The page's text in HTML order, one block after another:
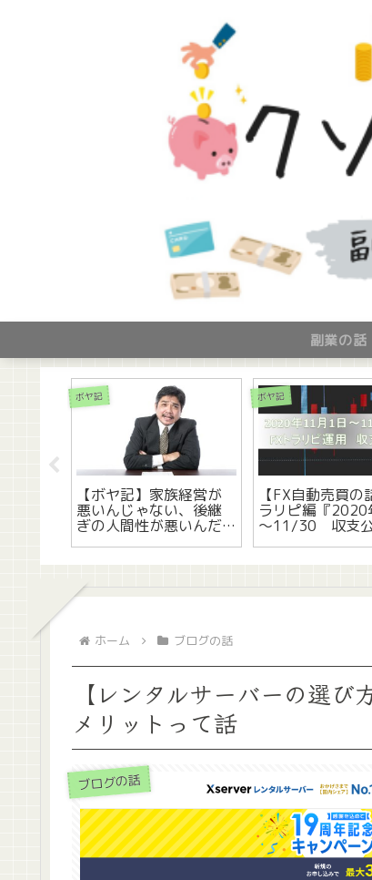
副業の話
ボヤ記
【ボヤ記】家族経営が
悪いんじゃない、後継
ぎの人間性が悪いんだ
って話
ボヤ記
【FX自動売買の
ラリピ編『
～11/30 収支公
って話
ホーム ブログの話
【レンタルサーバーの選
メリットって話
ブログの話